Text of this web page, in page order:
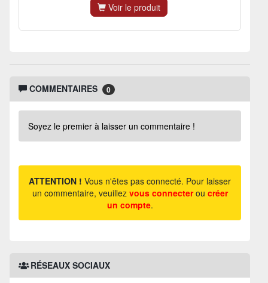
Voir le produit
COMMENTAIRES 0
Soyez le premier à laisser un commentaire !
ATTENTION ! Vous n'êtes pas connecté. Pour laisser
un commentaire, veuillez vous connecterou créer
un compte.
RÉSEAUX SOCIAUX